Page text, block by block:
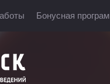
Бонусная